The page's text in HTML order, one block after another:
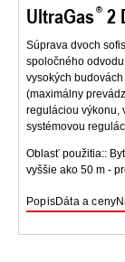
UltraGas 2
Súprava dvoch
spoločného
vysokých
(maximálny
reguláciou výkonu,
systémovou
Oblasť použitia::
vyššie ako 50 m -
PopisDáta a ceny